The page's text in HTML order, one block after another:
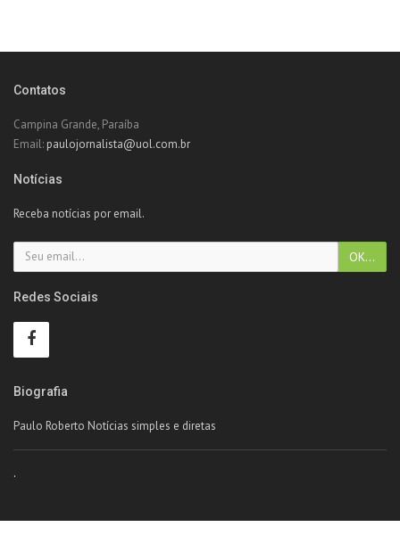
Contatos
Campina Grande, Paraíba
Email: paulojornalista@uol.com.br
Notícias
Receba notícias por email.
Redes Sociais
Biografia
Paulo Roberto Notícias simples e diretas
.